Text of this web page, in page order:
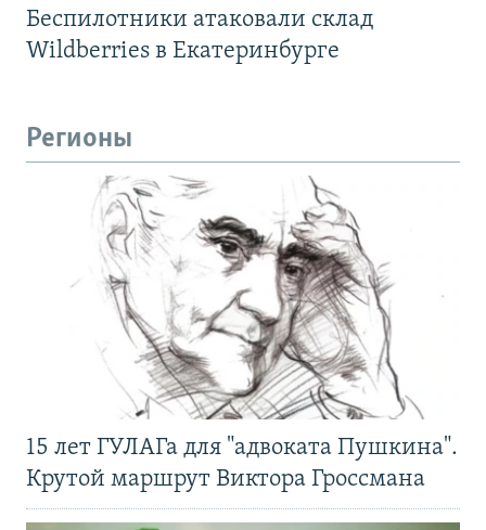
Беспилотники атаковали склад
Wildberries в Екатеринбурге
Регионы
15 лет ГУЛАГа для "адвоката Пушкина".
Крутой маршрут Виктора Гроссмана